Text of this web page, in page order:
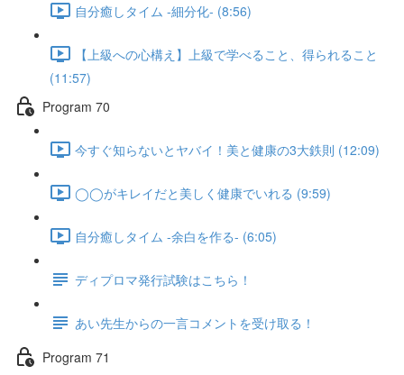
自分癒しタイム -細分化- (8:56)
【上級への心構え】上級で学べること、得られること
(11:57)
Program 70
今すぐ知らないとヤバイ！美と健康の3大鉄則 (12:09)
◯◯がキレイだと美しく健康でいれる (9:59)
自分癒しタイム -余白を作る- (6:05)
ディプロマ発行試験はこちら！
あい先生からの一言コメントを受け取る！
Program 71